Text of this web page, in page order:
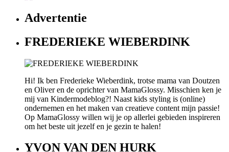
Advertentie
FREDERIEKE WIEBERDINK
Hi! Ik ben Frederieke Wieberdink, trotse mama van Doutzen
en Oliver en de oprichter van MamaGlossy. Misschien ken je
mij van Kindermodeblog?! Naast kids styling is (online)
ondernemen en het maken van creatieve content mijn passie!
Op MamaGlossy willen wij je op allerlei gebieden inspireren
om het beste uit jezelf en je gezin te halen!
YVON VAN DEN HURK